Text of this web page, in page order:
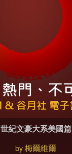
世紀文豪大系美國篇
by梅爾維爾